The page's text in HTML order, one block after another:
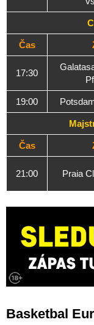
Čas
17:30
19:00
Čas
21:00 Praia
Basketbal